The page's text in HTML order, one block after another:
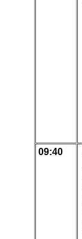
09:40